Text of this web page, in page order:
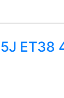
ET38